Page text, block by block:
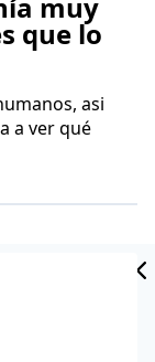
que lo
asi
a ver qué